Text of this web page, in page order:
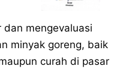
dan mengevaluasi
minyak goreng, baik
curah di pasar